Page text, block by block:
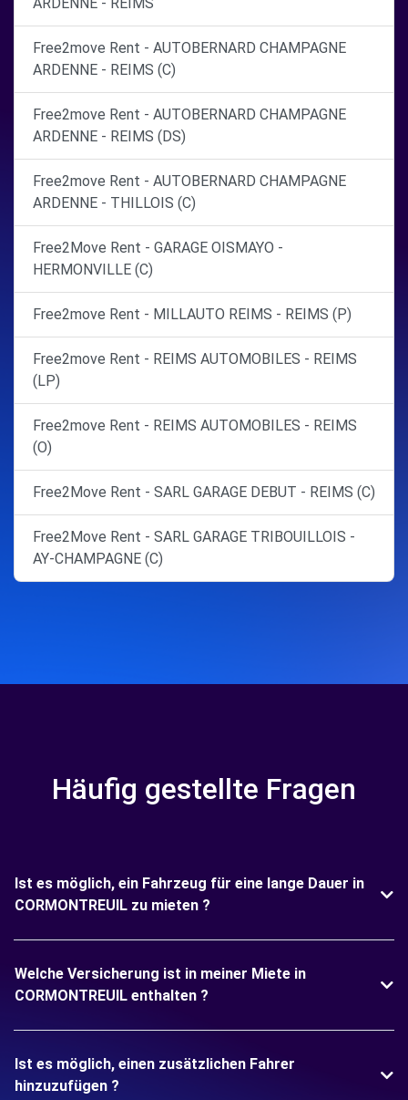
Free2move Rent - AUTOBERNARD CHAMPAGNE
ARDENNE - REIMS (C)
Free2move Rent - AUTOBERNARD CHAMPAGNE
ARDENNE - REIMS (DS)
Free2move Rent - AUTOBERNARD CHAMPAGNE
ARDENNE - THILLOIS (C)
Free2Move Rent - GARAGE OISMAYO -
HERMONVILLE (C)
Free2move Rent - MILLAUTO REIMS - REIMS (P)
Free2move Rent - REIMS AUTOMOBILES - REIMS
(LP)
Free2move Rent - REIMS AUTOMOBILES - REIMS
(O)
Free2Move Rent - SARL GARAGE DEBUT - REIMS (C)
Free2Move Rent - SARL GARAGE TRIBOUILLOIS -
AY-CHAMPAGNE (C)
Häufig gestellte Fragen
Ist es möglich, ein Fahrzeug für eine lange Dauer in
CORMONTREUIL zu mieten ?
Welche Versicherung ist in meiner Miete in
CORMONTREUIL enthalten ?
Ist es möglich, einen zusätzlichen Fahrer
hinzuzufügen ?